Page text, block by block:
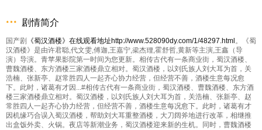
剧情简介
国产剧 《蜀汉酒楼》在线观看地址http://www.528090dy.com/1/48297.html 。《蜀
汉酒楼》是由许君聪,代文雯,傅迦,王嘉宁,梁杰理,霍舒哲,黄新等主演,王鑫（导
演）导演。青苹果影院第一时间为您更新。相传古代有一条商业街，蜀汉酒楼、
曹魏酒楼、东方酒楼三家酒楼鼎立相对。蜀汉酒楼，以刘氏族人刘大耳为首，关
浩楠、张新亭、赵常胜四人一起齐心协力经营，但经营不善，酒楼生意每况愈
下。此时，诸葛有才因...#相传古代有一条商业街，蜀汉酒楼、曹魏酒楼、东方酒
楼三家酒楼鼎立相对。蜀汉酒楼，以刘氏族人刘大耳为首，关浩楠、张新亭、赵
常胜四人一起齐心协力经营，但经营不善，酒楼生意每况愈下。此时，诸葛有才
因机缘巧合误入蜀汉酒楼，帮助刘大耳重整酒楼，大刀阔斧地进行改革，相继推
出盒饭外卖、火锅。夜店等新潮业务，蜀汉酒楼迎来新的生机。同时，曹魏酒楼